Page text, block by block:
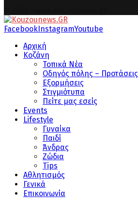
Facebook InstagramYoutube
Αρχική
Κοζάνη
Τοπικά Νέα
Οδηγός πόλης – Προτάσεις
Εξορμήσεις
Στιγμιότυπα
Πείτε μας εσείς
Events
Lifestyle
Γυναίκα
Παιδί
Άνδρας
Ζώδια
Tips
Αθλητισμός
Γενικά
Επικοινωνία